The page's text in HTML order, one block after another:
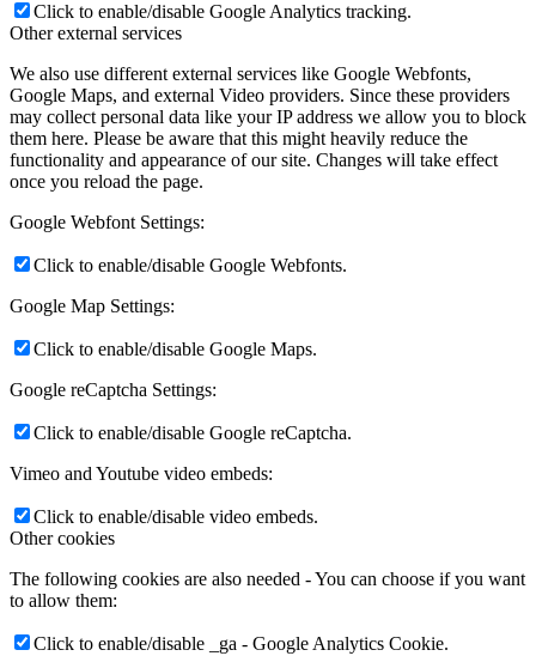
Click to enable/disable Google Analytics tracking.
Other external services
We also use different external services like Google Webfonts,
Google Maps, and external Video providers. Since these providers
may collect personal data like your IP address we allow you to block
them here. Please be aware that this might heavily reduce the
functionality and appearance of our site. Changes will take effect
once you reload the page.
Google Webfont Settings:
Click to enable/disable Google Webfonts.
Google Map Settings:
Click to enable/disable Google Maps.
Google reCaptcha Settings:
Click to enable/disable Google reCaptcha.
Vimeo and Youtube video embeds:
Click to enable/disable video embeds.
Other cookies
The following cookies are also needed - You can choose if you want
to allow them:
Click to enable/disable _ga - Google Analytics Cookie.